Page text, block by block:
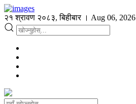
२१ श्रावण २०८३, बिहीबार । Aug 06, 2026